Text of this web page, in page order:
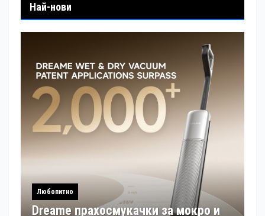
Най-нови
Любопитно
Dreame прахосмукачки за мокро и